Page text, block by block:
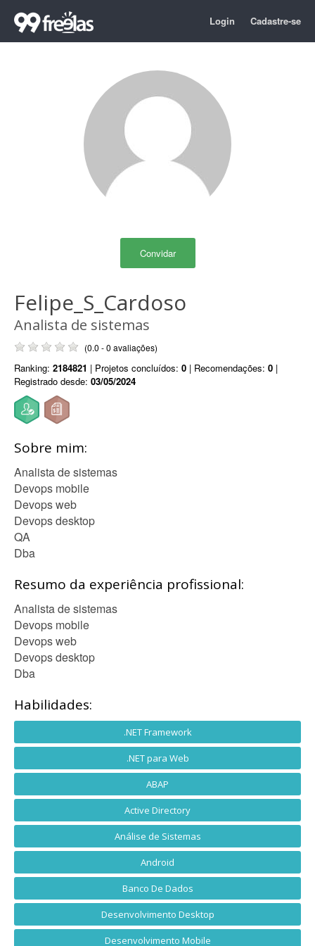
Login Cadastre-se
Convidar
Felipe_S_Cardoso
Analista de sistemas
(0.0 - 0 avaliações)
Ranking: 2184821 | Projetos concluídos: 0 | Recomendações: 0 |
Registrado desde: 03/05/2024
Sobre mim:
Analista de sistemas
Devops mobile
Devops web
Devops desktop
QA
Dba
Resumo da experiência profissional:
Analista de sistemas
Devops mobile
Devops web
Devops desktop
Dba
Habilidades:
.NET Framework
.NET para Web
ABAP
Active Directory
Análise de Sistemas
Android
Banco De Dados
Desenvolvimento Desktop
Desenvolvimento Mobile